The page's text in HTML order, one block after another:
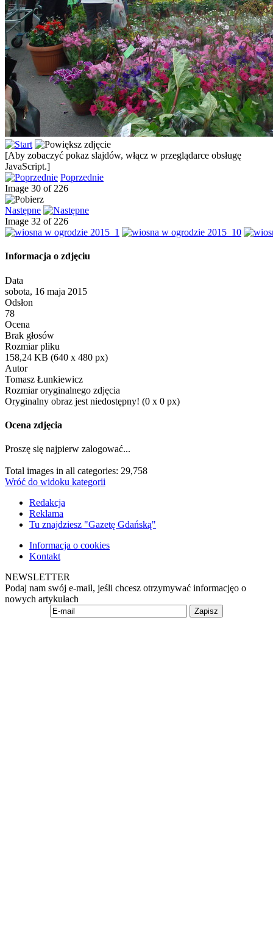
[Aby zobaczyć pokaz slajdów, włącz w przeglądarce obsługę
JavaScript.]
Poprzednie
Image 30 of 226
Następne
Image 32 of 226
Informacja o zdjęciu
Data
sobota, 16 maja 2015
Odsłon
78
Ocena
Brak głosów
Rozmiar pliku
158,24 KB (640 x 480 px)
Autor
Tomasz Łunkiewicz
Rozmiar oryginalnego zdjęcia
Oryginalny obraz jest niedostępny! (0 x 0 px)
Ocena zdjęcia
Proszę się najpierw zalogować...
Total images in all categories: 29,758
Wróć do widoku kategorii
Redakcja
Reklama
Tu znajdziesz "Gazetę Gdańską"
Informacja o cookies
Kontakt
NEWSLETTER
Podaj nam swój e-mail, jeśli chcesz otrzymywać informacjęo o
nowych artykułach
Zapisz